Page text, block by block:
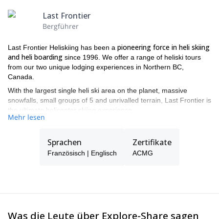
Last Frontier
Bergführer
Last Frontier Heliskiing has been a pioneering force in heli skiing
and heli boarding since 1996. We offer a range of heliski tours
from our two unique lodging experiences in Northern BC,
Canada.
With the largest single heli ski area on the planet, massive
snowfalls, small groups of 5 and unrivalled terrain, Last Frontier is
the ultimate helicopter skiing experience.
There are two heliskiing lodges to choose from. Both offer epic
heli skiing and heli-boarding experiences in some of the wildest
Mehr lesen
Sprachen
Französisch | Englisch
Zertifikate
ACMG
Was die Leute über Explore-Share sagen